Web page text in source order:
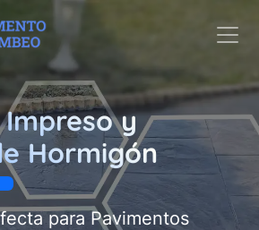
y
Hormigón
para Pavimentos